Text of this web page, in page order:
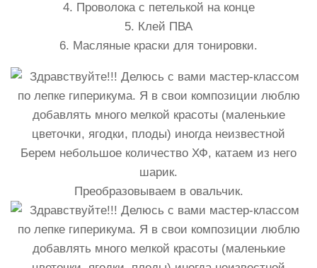
4. Проволока с петелькой на конце
5. Клей ПВА
6. Масляные краски для тонировки.
Берем небольшое количество ХФ, катаем из него
шарик.
Преобразовываем в овальчик.